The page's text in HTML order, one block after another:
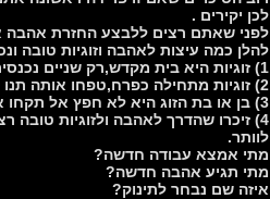
לכן יקירים .
לפני שאתם רצים ללבצע החזרת אהבה
להלן כמה עיצות לאהבה וזוגיות טובה
1) זוגיות היא בית מקדש,רק שניים נכנסים.המנעו כמה שיותר מלערב גופים חיצוניים.
2) זוגיות מתחילה כפרח,טפחו אותה תנו לה "שמש" תנו לה "מים" תנו לה יחס היא תחזיר בהתאם.
3) בן או בת הזוג היא לא חפץ אל תקחו אותו/ה כמובן/ת מאליו תקשיבו,תפנימו,תפרגנו כשצריך,תפנקו.
4) זיכרו שהדרך לאהבה ולזוגיות
לוותר.
מתי אמצא עבודה חדשה?
מתי תגיע אהבה חדשה?
איזה שם נבחר לתינוק?